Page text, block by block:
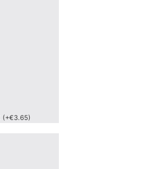
(+€3.65)